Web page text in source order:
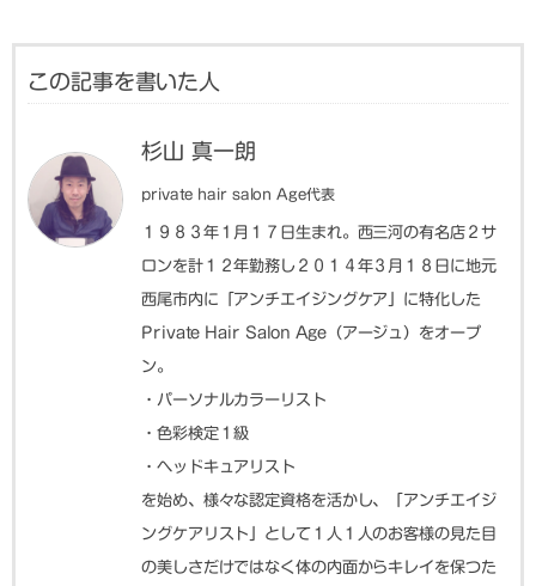
この記事を書いた人
杉山 真一朗
private hair salon Age代表
１９８３年１月１７日生まれ。西三河の有名店２サ
ロンを計１２年勤務し２０１４年３月１８日に地元
西尾市内に「アンチエイジングケア」に特化した
Private Hair Salon Age（アージュ）をオープ
ン。
・パーソナルカラーリスト
・色彩検定１級
・ヘッドキュアリスト
を始め、様々な認定資格を活かし、「アンチエイジ
ングケアリスト」として１人１人のお客様の見た目
の美しさだけではなく体の内面からキレイを保つた